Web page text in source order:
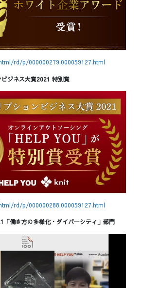
rd/p/000000279.000059127.html
ジネス大賞2021 特別賞
rd/p/000000288.000059127.html
働き方の多様化・ダイバーシティ」部門